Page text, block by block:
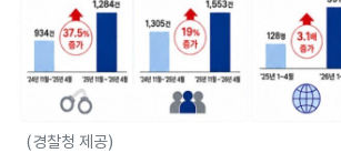
(경찰청 제공)